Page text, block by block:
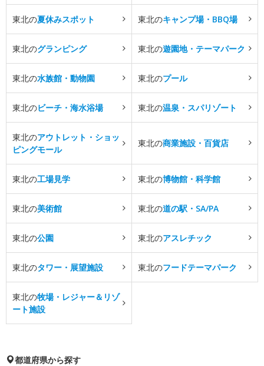
東北の夏休みスポット 東北のキャンプ場・BBQ場
東北のグランピング 東北の遊園地・テーマパーク
東北の水族館・動物園 東北のプール
東北のビーチ・海水浴場 東北の温泉・スパリゾート
東北のアウトレット・ショッ
ピングモール
東北の商業施設・百貨店
東北の工場見学 東北の博物館・科学館
東北の美術館 東北の道の駅・SA/PA
東北の公園 東北のアスレチック
東北のタワー・展望施設 東北のフードテーマパーク
東北の牧場・レジャー＆リゾ
ート施設
都道府県から探す